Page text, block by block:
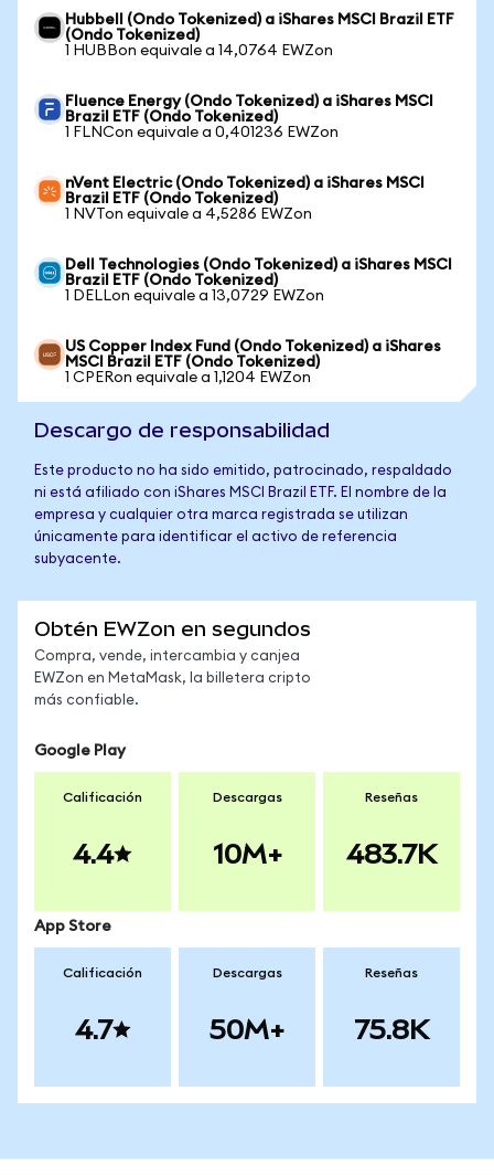
Hubbell (Ondo Tokenized) a iShares MSCI Brazil ETF
(Ondo Tokenized)
1 HUBBon equivale a 14,0764 EWZon
Fluence Energy (Ondo Tokenized) a iShares MSCI
Brazil ETF (Ondo Tokenized)
1 FLNCon equivale a 0,401236 EWZon
nVent Electric (Ondo Tokenized) a iShares MSCI
Brazil ETF (Ondo Tokenized)
1 NVTon equivale a 4,5286 EWZon
Dell Technologies (Ondo Tokenized) a iShares MSCI
Brazil ETF (Ondo Tokenized)
1 DELLon equivale a 13,0729 EWZon
US Copper Index Fund (Ondo Tokenized) a iShares
MSCI Brazil ETF (Ondo Tokenized)
1 CPERon equivale a 1,1204 EWZon
Descargo de responsabilidad
Este producto no ha sido emitido, patrocinado, respaldado
ni está afiliado con iShares MSCI Brazil ETF. El nombre de la
empresa y cualquier otra marca registrada se utilizan
únicamente para identificar el activo de referencia
subyacente.
Obtén EWZon en segundos
Compra, vende, intercambia y canjea
EWZon en MetaMask, la billetera cripto
más confiable.
Google Play
Calificación
4.4
Descargas
10M+
Reseñas
483.7K
App Store
Calificación
4.7
Descargas
50M+
Reseñas
75.8K